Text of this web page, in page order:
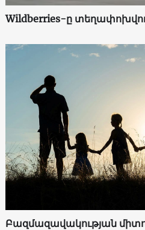
Wildberries-ը
Բազմազավակության